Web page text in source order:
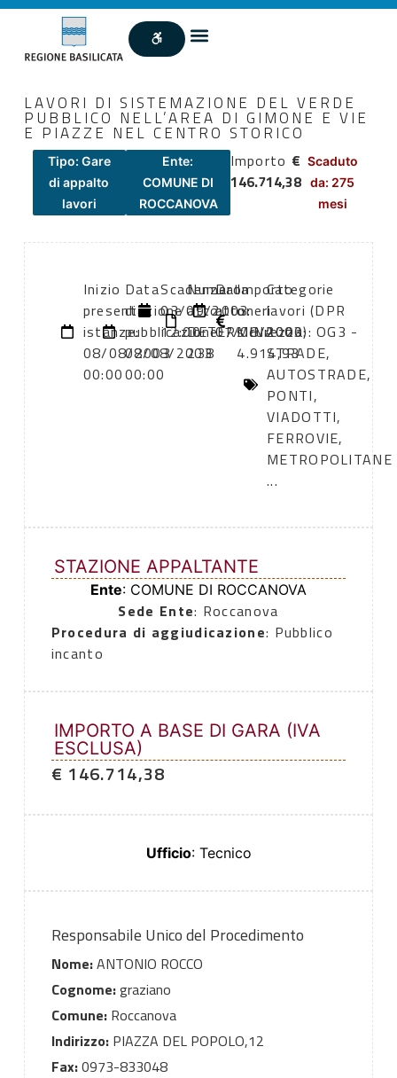
LAVORI DI SISTEMAZIONE DEL VERDE
PUBBLICO NELL’AREA DI GIMONE E VIE
E PIAZZE NEL CENTRO STORICO
Tipo: Gare
di appalto
lavori
Ente:
COMUNE DI
ROCCANOVA
Importo €
146.714,38
Scaduto
da: 275
mesi
Inizio
presentazione
istanze:
08/08/2003
00:00
Data
di
pubblicazione:
08/08/2003
00:00
Scadenza:
03/09/2003
12:00
Numero
atto:
DETERMINA
238
Data
atto:
07/08/2003
Importo
oneri
sicurezza:
4.914,93
Categorie
lavori (DPR
2000): OG3 -
STRADE,
AUTOSTRADE,
PONTI,
VIADOTTI,
FERROVIE,
METROPOLITANE
...
STAZIONE APPALTANTE
Ente: COMUNE DI ROCCANOVA
Sede Ente: Roccanova
Procedura di aggiudicazione: Pubblico
incanto
IMPORTO A BASE DI GARA (IVA
ESCLUSA)
€ 146.714,38
Ufficio: Tecnico
Responsabile Unico del Procedimento
Nome:ANTONIO ROCCO
Cognome:graziano
Comune:Roccanova
Indirizzo:PIAZZA DEL POPOLO,12
Fax:0973-833048